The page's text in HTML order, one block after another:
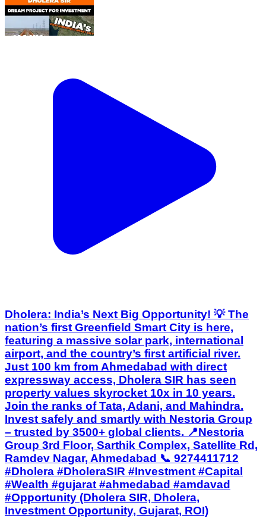
Dholera: India’s Next Big Opportunity! 💡 The
nation’s first Greenfield Smart City is here,
featuring a massive solar park, international
airport, and the country’s first artificial river.
Just 100 km from Ahmedabad with direct
expressway access, Dholera SIR has seen
property values skyrocket 10x in 10 years.
Join the ranks of Tata, Adani, and Mahindra.
Invest safely and smartly with Nestoria Group
– trusted by 3500+ global clients. 📍Nestoria
Group 3rd Floor, Sarthik Complex, Satellite Rd,
Ramdev Nagar, Ahmedabad 📞 9274411712
#Dholera #DholeraSIR #Investment #Capital
#Wealth #gujarat #ahmedabad #amdavad
#Opportunity (Dholera SIR, Dholera,
Investment Opportunity, Gujarat, ROI)